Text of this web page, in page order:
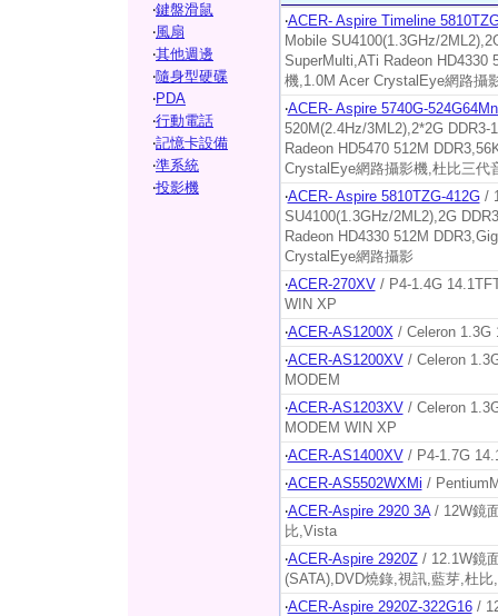
‧鍵盤滑鼠
‧風扇
‧其他週邊
‧隨身型硬碟
‧PDA
‧行動電話
‧記憶卡設備
‧準系統
‧投影機
‧ACER- Aspire Timeline
Mobile SU4100(1.3GHz/
SuperMulti,ATi Radeon HD4330
機,1.0M Acer CrystalEye網路攝
‧ACER- Aspire 5740G-
520M(2.4Hz/3ML2),2*2G
Radeon HD5470 512M
CrystalEye網路攝影機,杜比三代
‧ACER- Aspire 5810TZG-412G/
SU4100(1.3GHz/2ML2),2G
Radeon HD4330 512M
CrystalEye網路攝影
‧ACER-270XV/ P4-1.4G
WIN XP
‧ACER-AS1200X/ Celeron 1.3G
‧ACER-AS1200XV/ Celeron
MODEM
‧ACER-AS1203XV/ Celeron
MODEM WIN XP
‧ACER-AS1400XV/ P4-1.7G
‧ACER-AS5502WXMi /
‧ACER-Aspire 2920 3A/ 12W鏡
比,Vista
‧ACER-Aspire 2920Z/ 12.1W鏡
(SATA),DVD燒錄,視訊,藍芽,杜比
‧ACER-Aspire 2920Z-322G16/